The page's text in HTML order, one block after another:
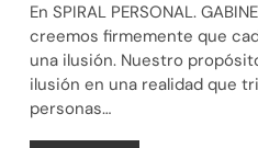
En SPIRAL PERSONAL.
creemos firmemente que
una ilusión. Nuestro
ilusión en una realidad que
personas…